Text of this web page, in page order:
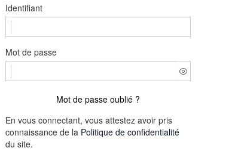
Identifiant
Mot de passe
Mot de passe oublié ?
En vous connectant, vous attestez avoir pris
connaissance de la Politique de confidentialité
du site.